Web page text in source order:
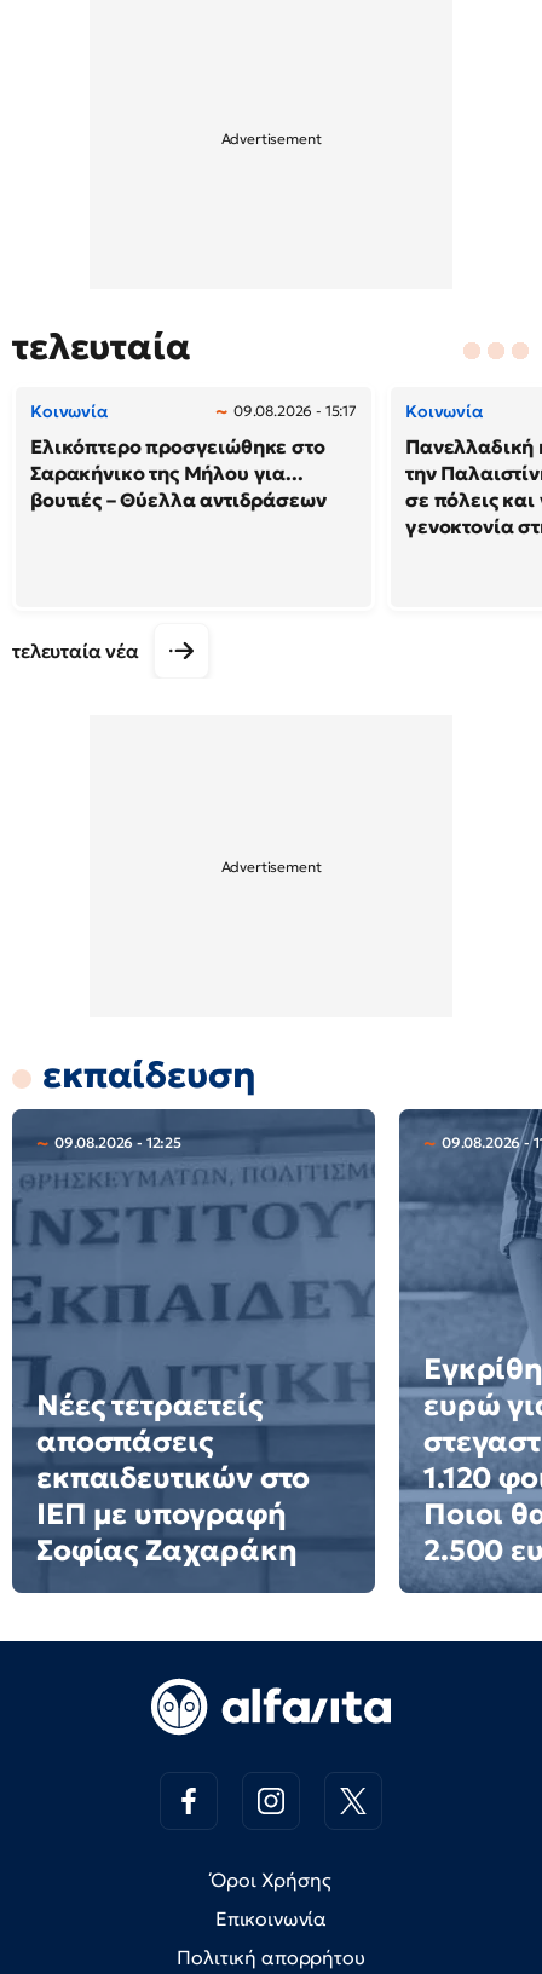
τελευταία
Κοινωνία 09.08.2026 - 15:17
Ελικόπτερο προσγειώθηκε στο
Σαρακήνικο της Μήλου για...
βουτιές – Θύελλα αντιδράσεων
Κοινωνία
Πανελλαδική
την
σε πόλεις και
γενοκτονία
τελευταία νέα
εκπαίδευση
09.08.2026 - 12:25
Νέες τετραετείς
αποσπάσεις
εκπαιδευτικών στο
ΙΕΠ με υπογραφή
Σοφίας Ζαχαράκη
09.08.2026 -
ευρώ
1.120
Ποιοι
2.500
Όροι Χρήσης
Επικοινωνία
Πολιτική απορρήτου